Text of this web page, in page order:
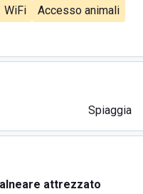
WiFi Accesso animali
Spiaggia
attrezzato